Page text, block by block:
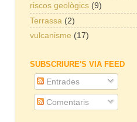
riscos geològics (9)
Terrassa (2)
vulcanisme (17)
SUBSCRIURE'S VIA FEED
Entrades
Comentaris